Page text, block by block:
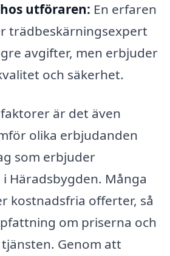
utföraren: En erfaren
trädbeskärningsexpert
avgifter, men erbjuder
och säkerhet.
är det även
olika erbjudanden
som erbjuder
Häradsbygden. Många
kostnadsfria offerter, så
om priserna och
Genom att